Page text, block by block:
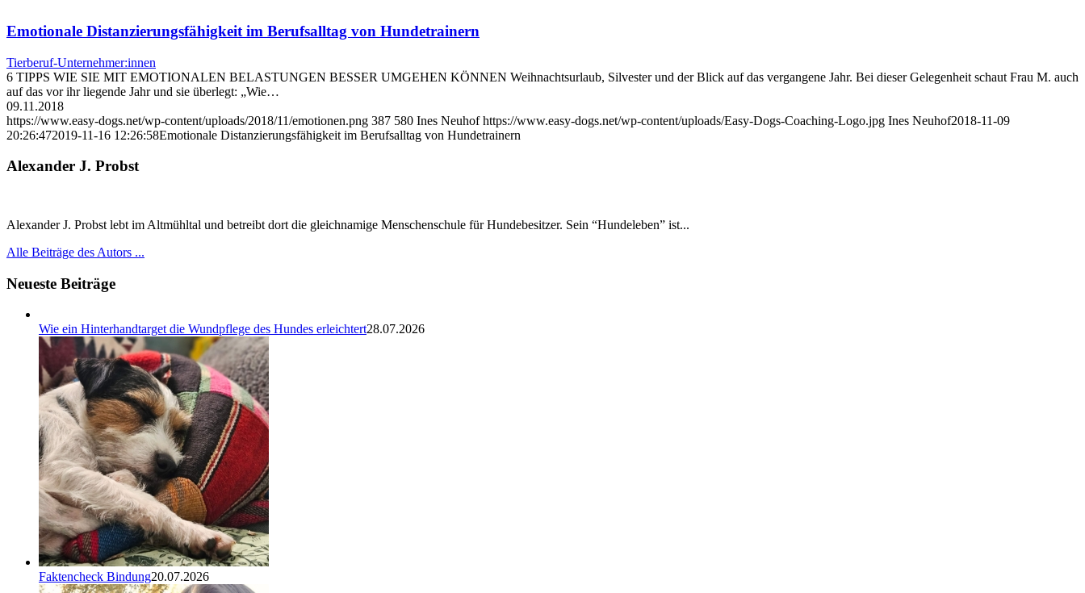
Emotionale Distanzierungsfähigkeit im Berufsalltag von Hundetrainern
Tierberuf-Unternehmer:innen
6 TIPPS WIE SIE MIT EMOTIONALEN BELASTUNGEN BESSER UMGEHEN KÖNNEN Weihnachtsurlaub, Silvester und der Blick auf das vergangene Jahr. Bei dieser Gelegenheit schaut Frau M. auch
auf das vor ihr liegende Jahr und sie überlegt: „Wie…
09.11.2018
https://www.easy-dogs.net/wp-content/uploads/2018/11/emotionen.png 387 580 Ines Neuhof https://www.easy-dogs.net/wp-content/uploads/Easy-Dogs-Coaching-Logo.jpg Ines Neuhof2018-11-09
20:26:472019-11-16 12:26:58Emotionale Distanzierungsfähigkeit im Berufsalltag von Hundetrainern
Alexander J. Probst
Alexander J. Probst lebt im Altmühltal und betreibt dort die gleichnamige Menschenschule für Hundebesitzer. Sein “Hundeleben” ist...
Alle Beiträge des Autors ...
Neueste Beiträge
Wie ein Hinterhandtarget die Wundpflege des Hundes erleichtert28.07.2026
Faktencheck Bindung20.07.2026